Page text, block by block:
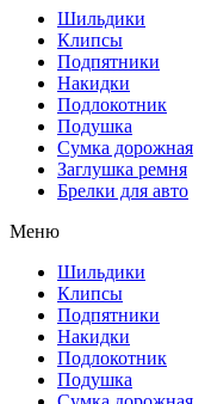
Шильдики
Клипсы
Подпятники
Накидки
Подлокотник
Подушка
Сумка дорожная
Заглушка ремня
Брелки для авто
Меню
Шильдики
Клипсы
Подпятники
Накидки
Подлокотник
Подушка